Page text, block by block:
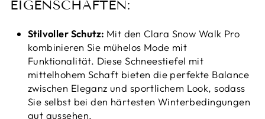
EIGENSCHAFTEN:
Stilvoller Schutz: Mit den Clara Snow Walk Pro
kombinieren Sie mühelos Mode mit
Funktionalität. Diese Schneestiefel mit
mittelhohem Schaft bieten die perfekte Balance
zwischen Eleganz und sportlichem Look, sodass
Sie selbst bei den härtesten Winterbedingungen
gut aussehen.